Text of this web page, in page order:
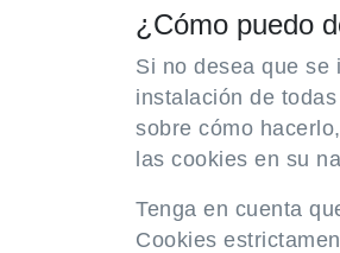
¿Cómo puedo
Si no desea que se
instalación de
sobre cómo
las cookies en su
Tenga en cuenta
Cookies